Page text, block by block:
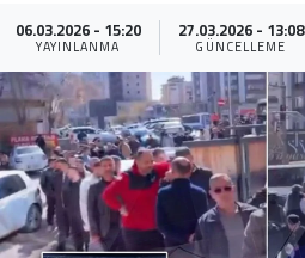
06.03.2026 - 15:20
YAYINLANMA
27.03.2026 - 13:08
GÜNCELLEME
Yazarlar
Resmi İlan
Resmi Reklam